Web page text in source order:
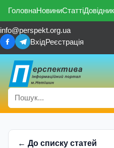
ГоловнаНовиниСтаттіДовідник
info@perspekt.org.ua
ВхідРеєстрація
← До списку статей